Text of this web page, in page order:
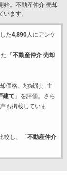
始。不動産仲介 売却
ます。
た4,890人にアンケ
「 不動産仲介 売却
価格、地域別、主
建て 」を評価。さら
も掲載していま
較し、「 不動産仲介